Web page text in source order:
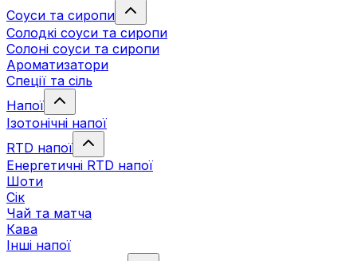
Соуси та сиропи
Солодкі соуси та сиропи
Солоні соуси та сиропи
Ароматизатори
Спеції та сіль
Напої
Ізотонічні напої
RTD напої
Енергетичні RTD напої
Шоти
Сік
Чай та матча
Кава
Інші напої